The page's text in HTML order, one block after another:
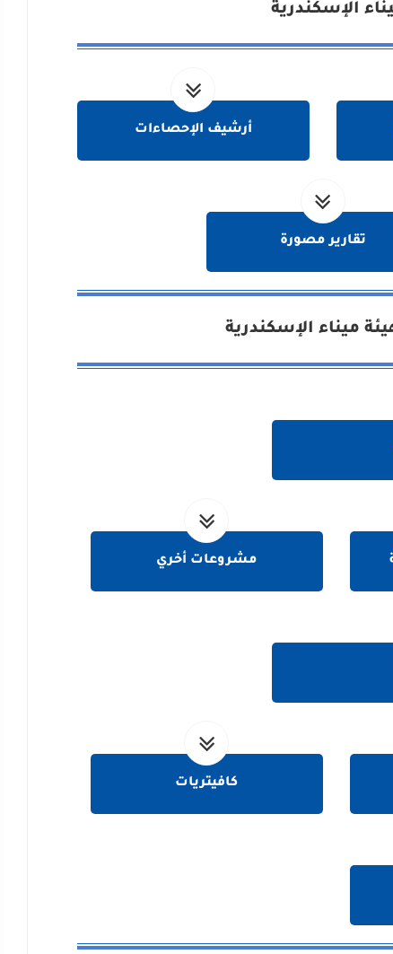
الإسكندرية
أرشيف الإحصاءات
تقارير مصورة
ميناء الإسكندرية
مشروعات أخري
كافيتريات